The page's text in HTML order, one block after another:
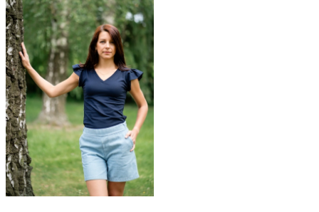
výstřihu a rukávu.